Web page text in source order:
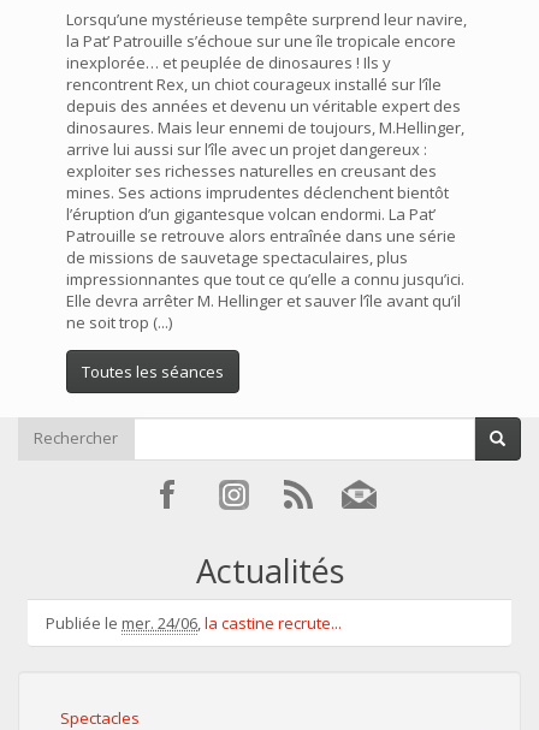
Lorsqu’une mystérieuse tempête surprend leur navire,
la Pat’ Patrouille s’échoue sur une île tropicale encore
inexplorée… et peuplée de dinosaures ! Ils y
rencontrent Rex, un chiot courageux installé sur l’île
depuis des années et devenu un véritable expert des
dinosaures. Mais leur ennemi de toujours, M.Hellinger,
arrive lui aussi sur l’île avec un projet dangereux :
exploiter ses richesses naturelles en creusant des
mines. Ses actions imprudentes déclenchent bientôt
l’éruption d’un gigantesque volcan endormi. La Pat’
Patrouille se retrouve alors entraînée dans une série
de missions de sauvetage spectaculaires, plus
impressionnantes que tout ce qu’elle a connu jusqu’ici.
Elle devra arrêter M. Hellinger et sauver l’île avant qu’il
ne soit trop (...)
Toutes les séances
Rechercher
Actualités
Publiée le mer. 24/06,la castine recrute...
Spectacles